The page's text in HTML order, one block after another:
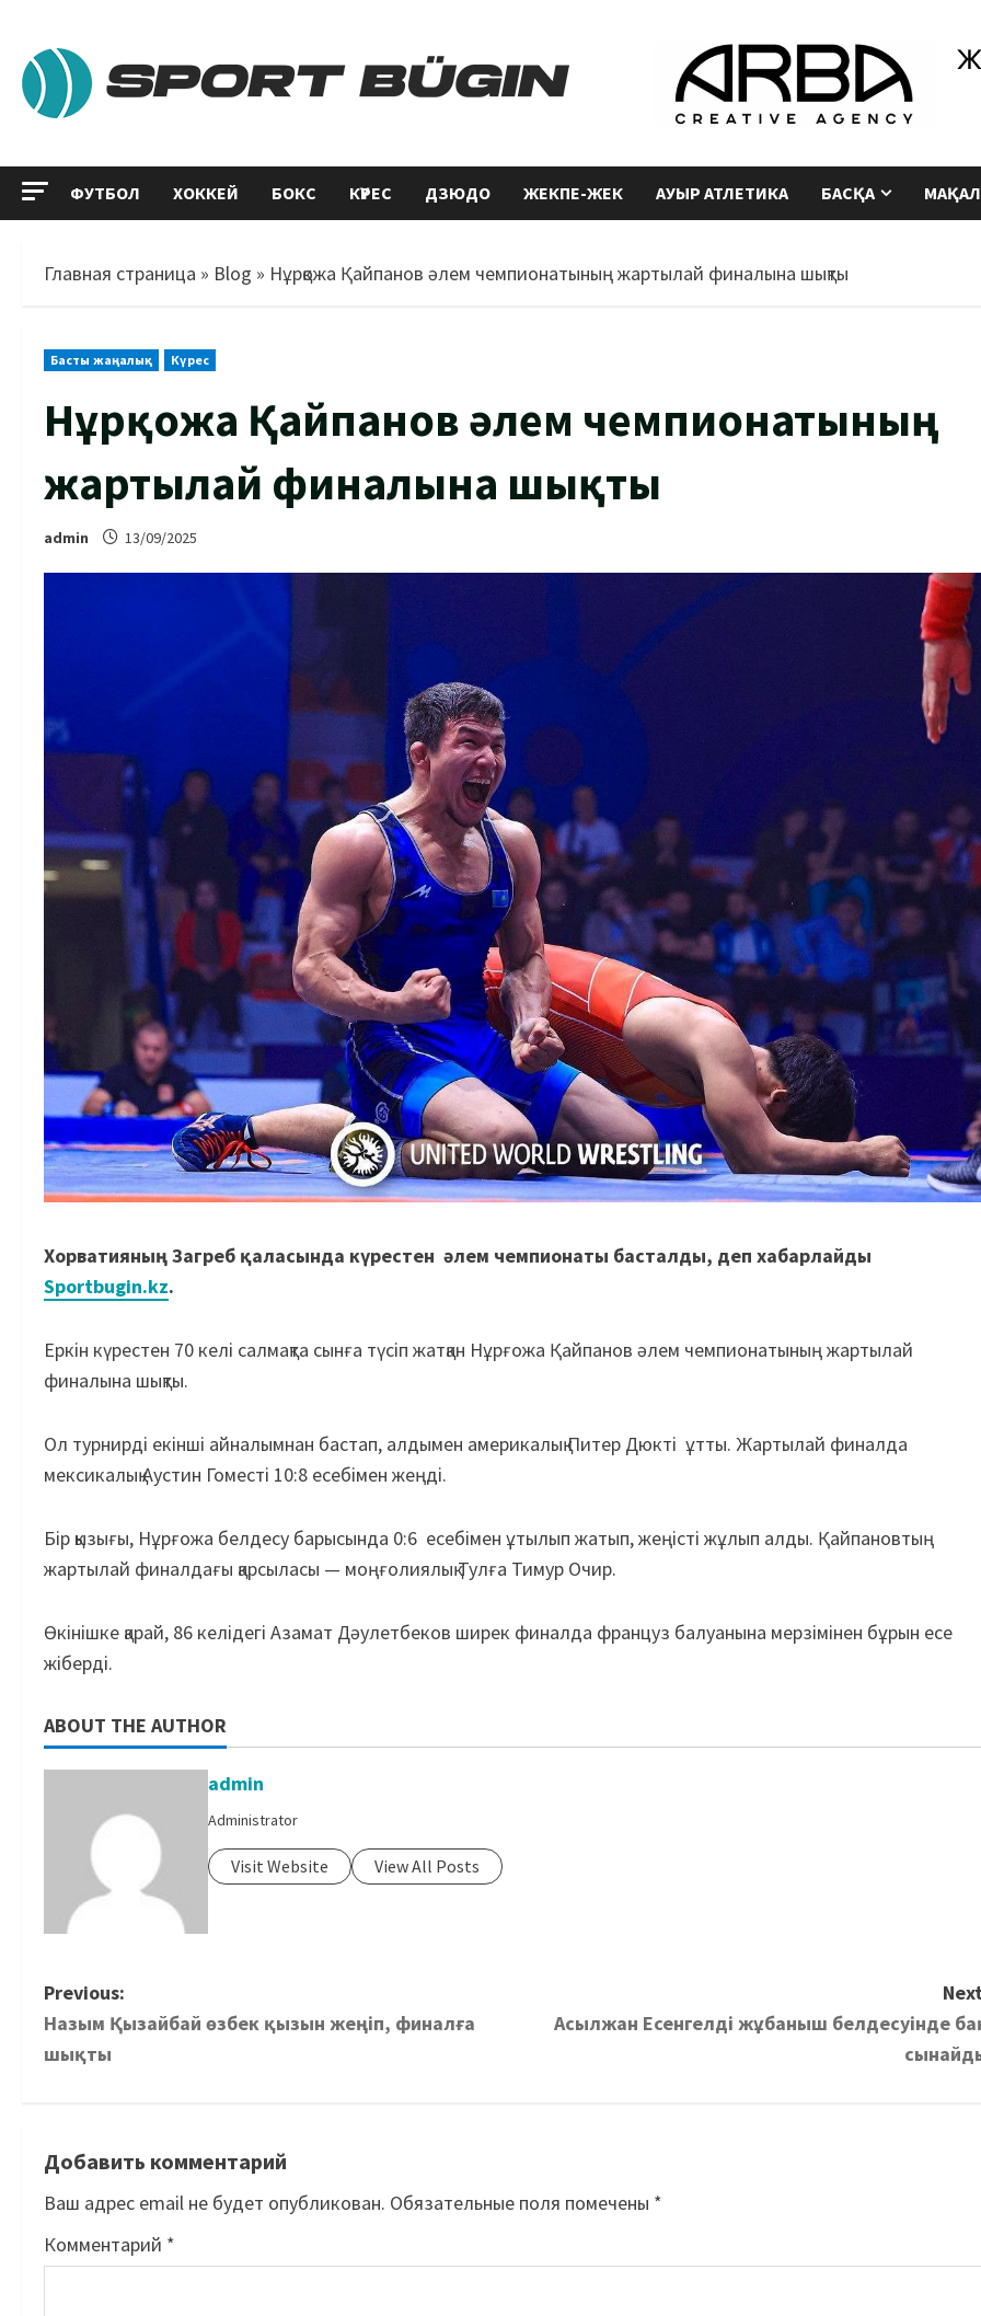
ФУТБОЛ ХОККЕЙ БОКС КҮРЕС ДЗЮДО ЖЕКПЕ-ЖЕК АУЫР АТЛЕТИКА БАСҚА
Главная страница » Blog » Нұрқожа Қайпанов әлем чемпионатының жартылай финалына шықты
Басты жаңалық Күрес
Нұрқожа Қайпанов әлем чемпионатының
жартылай финалына шықты
admin 13/09/2025
Хорватияның Загреб қаласында күрестен әлем чемпионаты басталды, деп хабарлайды
Sportbugin.kz.
Еркін күрестен 70 келі салмақта сынға түсіп жатқан Нұрғожа Қайпанов әлем чемпионатының жартылай
финалына шықты.
Ол турнирді екінші айналымнан бастап, алдымен америкалық Питер Дюкті ұтты. Жартылай финалда
мексикалық Аустин Гоместі 10:8 есебімен жеңді.
Бір қызығы, Нұрғожа белдесу барысында 0:6 есебімен ұтылып жатып, жеңісті жұлып алды. Қайпановтың
жартылай финалдағы қарсыласы — моңғолиялық Тулға Тимур Очир.
Өкінішке қарай, 86 келідегі Азамат Дәулетбеков ширек финалда француз балуанына мерзімінен бұрын есе
жіберді.
ABOUT THE AUTHOR
admin
Administrator
Visit Website View All Posts
Previous:
Назым Қызайбай өзбек қызын жеңіп, финалға
шықты
Асылжан Есенгелді жұбаныш белдесуінде
Добавить комментарий
Ваш адрес email не будет опубликован. Обязательные поля помечены *
Комментарий *